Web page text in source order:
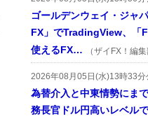
ゴールデンウェイ・ジャ
FX」でTradingView、「
使えるFX…
（ザイFX！編集
2026年08月05日(水)13時33分
為替介入と中東情勢にま
務長官ドル円高いレベル